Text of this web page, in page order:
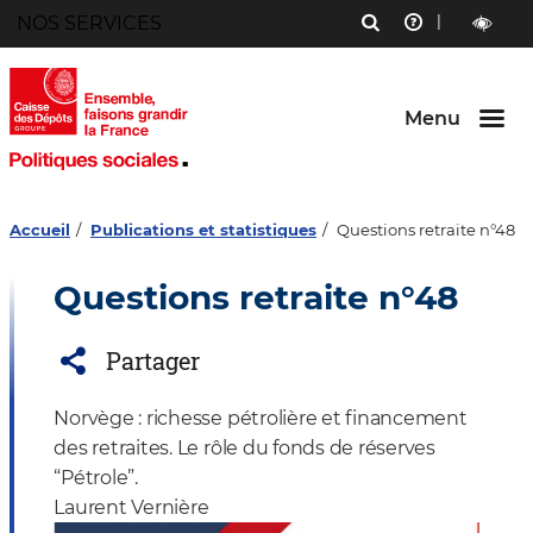
Aller au
contenu
Aller au
menu
Aller au
bouton
et
contraste
NOS SERVICES
Menu
RECHERCHE
AIDE
Menu
Accueil Publications et statistiques Questions retraite n°48
Questions retraite n°48
Partager
Norvège : richesse pétrolière et financement
des retraites. Le rôle du fonds de réserves
“Pétrole”.
Laurent Vernière